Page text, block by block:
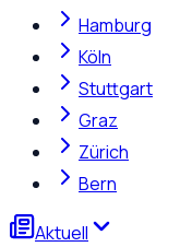
Hamburg
Köln
Stuttgart
Graz
Zürich
Bern
Aktuell